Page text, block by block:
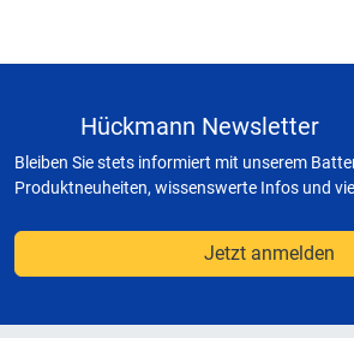
Hückmann Newsletter
Bleiben Sie stets informiert mit unserem
Produktneuheiten, wissenswerte Infos und
Jetzt anmelden